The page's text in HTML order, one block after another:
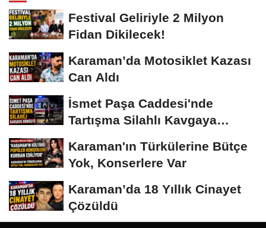
Festival Geliriyle 2 Milyon
Fidan Dikilecek!
Karaman’da Motosiklet Kazası
Can Aldı
İsmet Paşa Caddesi'nde
Tartışma Silahlı Kavgaya
Karaman'ın Türkülerine Bütçe
Yok, Konserlere Var
Karaman’da 18 Yıllık Cinayet
Çözüldü